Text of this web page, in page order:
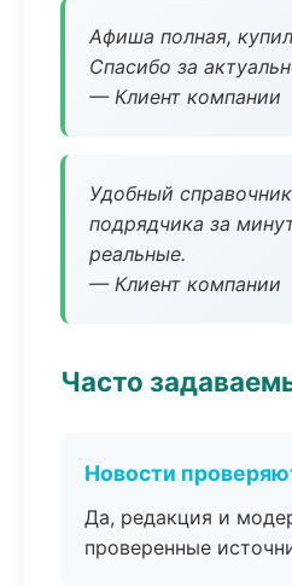
Афиша полная,
Спасибо за
— Клиент компании
Удобный
подрядчика за
реальные.
— Клиент компании
Часто
Новости
Да, редакция и
проверенные